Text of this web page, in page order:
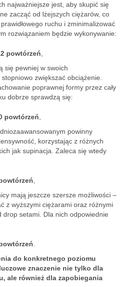
najważniejsze jest, aby skupić się
zacząć od lżejszych ciężarów, co
ruchu i zminimalizować
rozwiązaniem będzie wykonywanie:
powtórzeń
się pewniej w swoich
zwiększać obciążenie.
poprawnej formy przez cały
dobrze sprawdzą się:
powtórzeń
powinny
korzystając z różnych
jak supinacja. Zaleca się wtedy
mają jeszcze szersze możliwości –
z wyższymi ciężarami oraz różnymi
drop setami. Dla nich odpowiednie
do konkretnego poziomu
znaczenie nie tylko dla
ale również dla zapobiegania